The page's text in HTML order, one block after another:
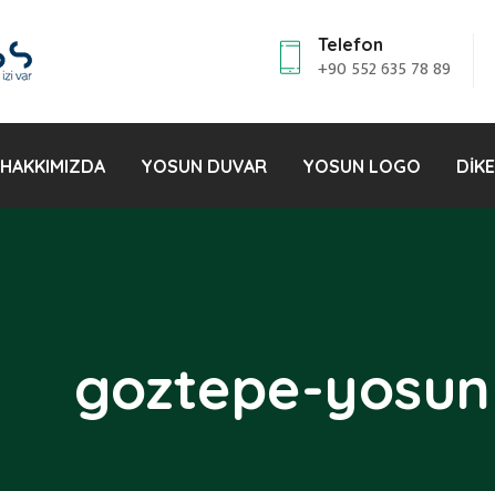
Telefon
+90 552 635 78 89
HAKKIMIZDA YOSUN DUVAR YOSUN LOGO
goztepe-